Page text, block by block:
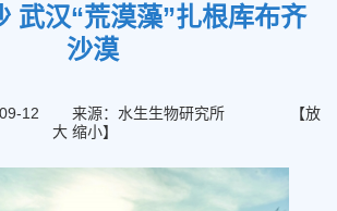
武汉“荒漠藻”扎根库布齐
沙漠
12 来源：水生生物研究所 【放
大 缩小】